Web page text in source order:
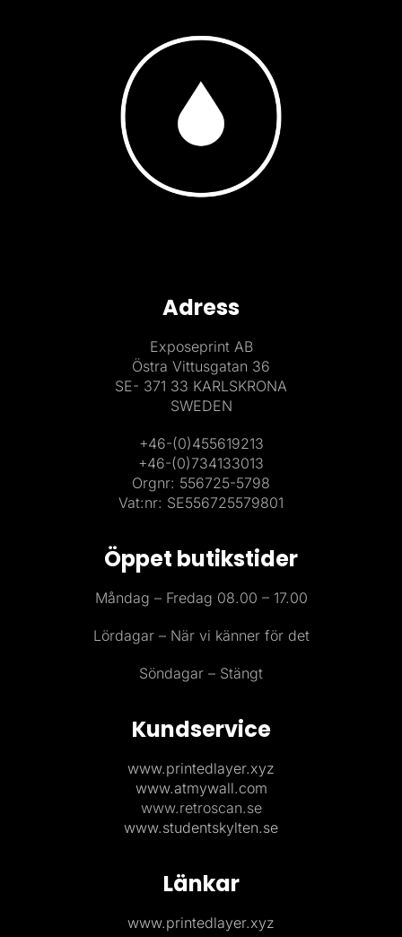
Adress
Exposeprint AB
Östra Vittusgatan 36
SE- 371 33 KARLSKRONA
SWEDEN
+46-(0)455619213
+46-(0)734133013
Orgnr: 556725-5798
Vat:nr: SE556725579801
Öppet butikstider
Måndag – Fredag 08.00 – 17.00
Lördagar – När vi känner för det
Söndagar – Stängt
Kundservice
www.printedlayer.xyz
www.atmywall.com
www.retroscan.se
www.studentskylten.se
Länkar
www.printedlayer.xyz